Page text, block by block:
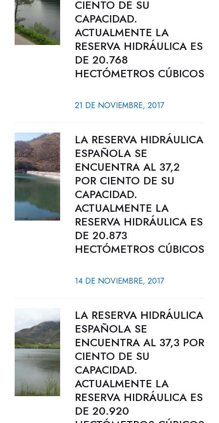
CIENTO DE SU
CAPACIDAD.
ACTUALMENTE LA
RESERVA HIDRÁULICA ES
DE 20.768
HECTÓMETROS CÚBICOS
21 DE NOVIEMBRE, 2017
LA RESERVA HIDRÁULICA
ESPAÑOLA SE
ENCUENTRA AL 37,2
POR CIENTO DE SU
CAPACIDAD.
ACTUALMENTE LA
RESERVA HIDRÁULICA ES
DE 20.873
HECTÓMETROS CÚBICOS
14 DE NOVIEMBRE, 2017
LA RESERVA HIDRÁULICA
ESPAÑOLA SE
ENCUENTRA AL 37,3 POR
CIENTO DE SU
CAPACIDAD.
ACTUALMENTE LA
RESERVA HIDRÁULICA ES
DE 20.920